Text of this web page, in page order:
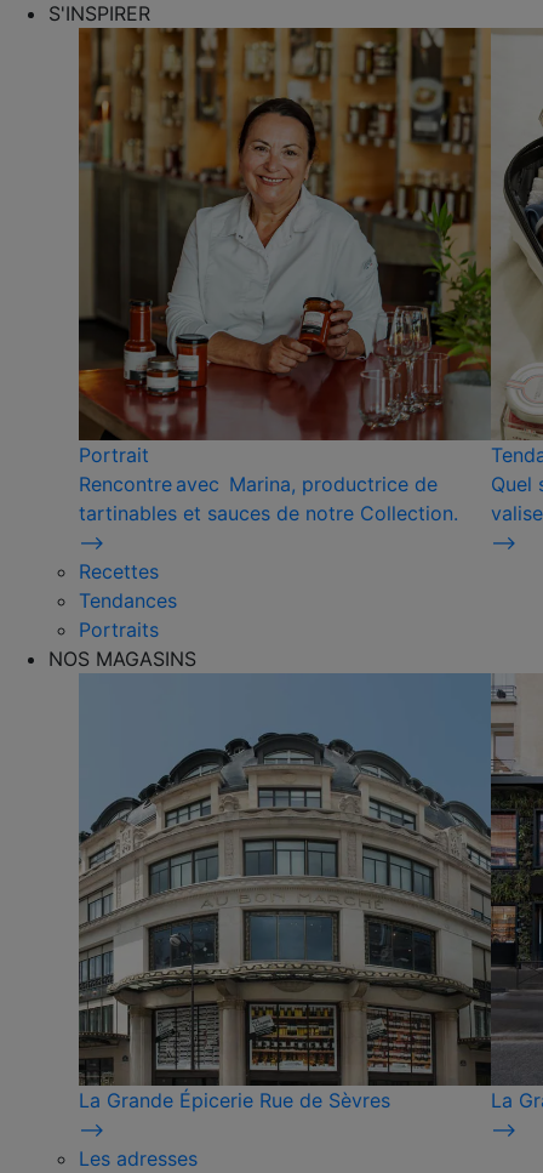
S'INSPIRER
Portrait
Rencontre avec Marina, productrice de
tartinables et sauces de notre Collection.
⟶
Quel
⟶
Recettes
Tendances
Portraits
NOS MAGASINS
La Grande Épicerie Rue de Sèvres
⟶
La
⟶
Les adresses